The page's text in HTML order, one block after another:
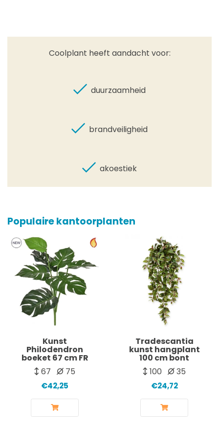
Coolplant heeft aandacht voor:
duurzaamheid
brandveiligheid
akoestiek
Populaire kantoorplanten
Kunst
Philodendron
boeket 67 cm FR
67
75
€42,25
Tradescantia
kunst hangplant
100 cm bont
100
35
€24,72